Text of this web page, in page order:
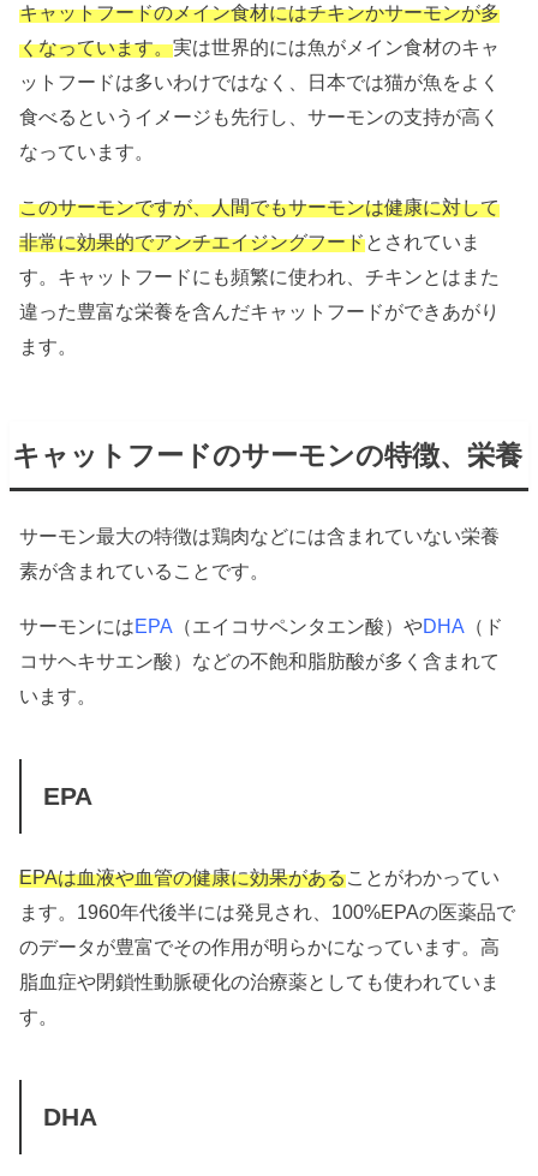
キャットフードのメイン食材にはチキンかサーモンが多
くなっています。実は世界的には魚がメイン食材のキャ
ットフードは多いわけではなく、日本では猫が魚をよく
食べるというイメージも先行し、サーモンの支持が高く
なっています。
このサーモンですが、人間でもサーモンは健康に対して
非常に効果的でアンチエイジングフードとされていま
す。キャットフードにも頻繁に使われ、チキンとはまた
違った豊富な栄養を含んだキャットフードができあがり
ます。
キャットフードのサーモンの特徴、栄養
サーモン最大の特徴は鶏肉などには含まれていない栄養
素が含まれていることです。
サーモンにはEPA （エイコサペンタエン酸）やDHA （ド
コサヘキサエン酸）などの不飽和脂肪酸が多く含まれて
います。
EPA
EPAは血液や血管の健康に効果があることがわかってい
ます。1960年代後半には発見され、100%EPAの医薬品で
のデータが豊富でその作用が明らかになっています。高
脂血症や閉鎖性動脈硬化の治療薬としても使われていま
す。
DHA